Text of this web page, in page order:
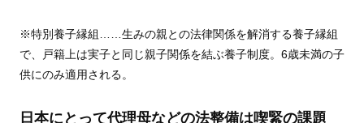
※特別養子縁組……生みの親との法律関係を解消する養子縁組
で、戸籍上は実子と同じ親子関係を結ぶ養子制度。6歳未満の子
供にのみ適用される。
日本にとって代理母などの法整備は喫緊の課題